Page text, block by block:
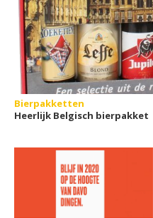
Bierpakketten
Heerlijk Belgisch bierpakket